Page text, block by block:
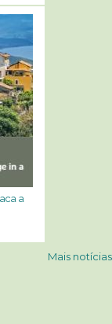
a
Mais notícias